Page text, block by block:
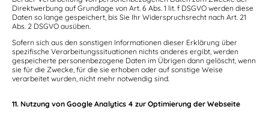
Direktwerbung auf Grundlage von Art. 6 Abs. 1 lit. f DSGVO werden diese
Daten so lange gespeichert, bis Sie Ihr Widerspruchsrecht nach Art. 21
Abs. 2 DSGVO ausüben.
Sofern sich aus den sonstigen Informationen dieser Erklärung über
spezifische Verarbeitungssituationen nichts anderes ergibt, werden
gespeicherte personenbezogene Daten im Übrigen dann gelöscht, wenn
sie für die Zwecke, für die sie erhoben oder auf sonstige Weise
verarbeitet wurden, nicht mehr notwendig sind.
11. Nutzung von Google Analytics 4 zur Optimierung der Webseite